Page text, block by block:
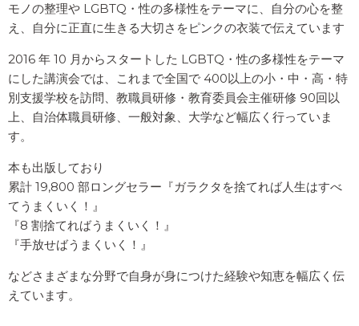
※大阪市で行われた調査ではLGBTが3.3%、決めたくな
い・決めていない等の回答を合わせると8.2%、電通ダイ
バーシティ・ラボの2018年の調べでは約8.9%、LGBT総
合研究所「LGBT意識行動調査2019」では約10.0%、名
古屋市総務局総合調整部男女平等参画推進室の調査では
スジェンダー女性（トランス女性/Trans woman）」、
出生時に性別を「女性」と割り当てられ、性自認が「男
性」の人を「トランスジェンダー男性（トランス男
性/Trans man）」と表現することもあります。
東京レインボープライド2024
モノの整理や LGBTQ・性の多様性をテーマに、自分の心を整
え、自分に正直に生きる大切さをピンクの衣装で伝えています
2016 年 10 月からスタートした LGBTQ・性の多様性をテーマ
にした講演会では、これまで全国で 400以上の小・中・高・特
別支援学校を訪問、教職員研修・教育委員会主催研修 90回以
上、自治体職員研修、一般対象、大学など幅広く行っていま
す。
本も出版しており
累計 19,800 部ロングセラー『ガラクタを捨てれば人生はすべ
てうまくいく！』
『8 割捨てればうまくいく！』
『手放せばうまくいく！』
などさまざまな分野で自身が身につけた経験や知恵を幅広く伝
えています。